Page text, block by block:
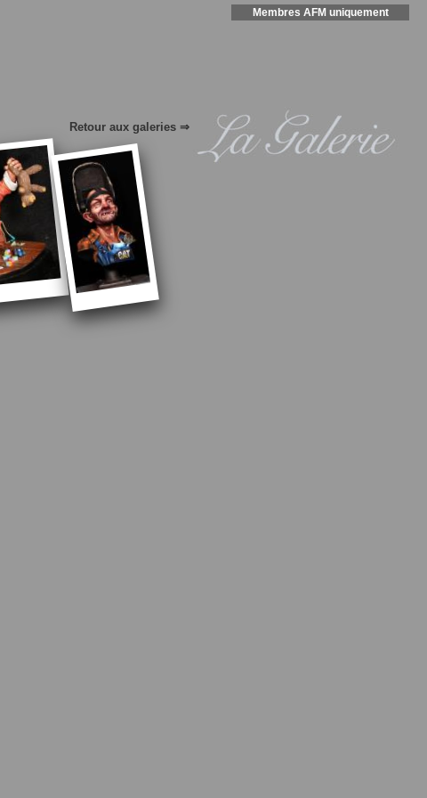
Membres AFM uniquement
Retour aux galeries ⇒